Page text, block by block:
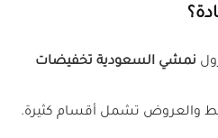
نمشي السعودية تخفيضات
والعروض تشمل أقسام كثيرة.